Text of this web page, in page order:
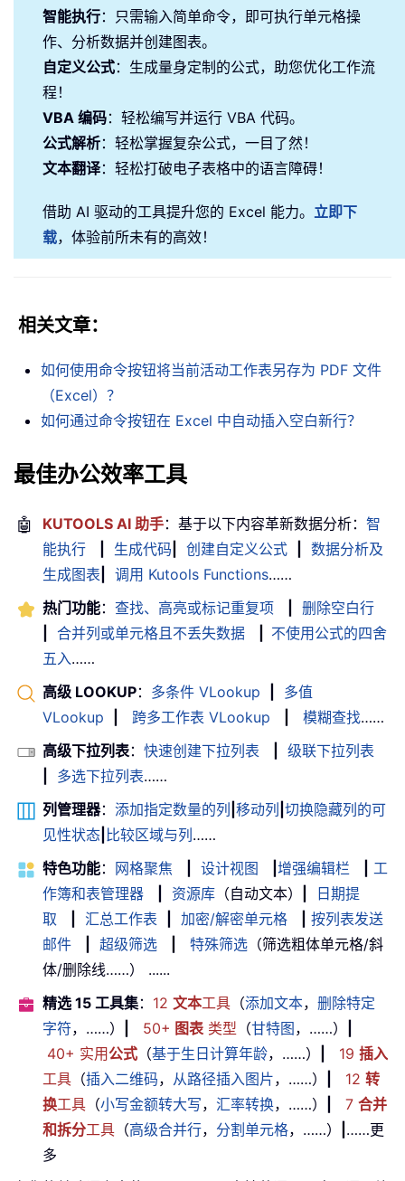
智能执行：只需输入简单命令，即可执行单元格操
作、分析数据并创建图表。
自定义公式：生成量身定制的公式，助您优化工作流
程！
VBA 编码：轻松编写并运行 VBA 代码。
公式解析：轻松掌握复杂公式，一目了然！
文本翻译：轻松打破电子表格中的语言障碍！
借助 AI 驱动的工具提升您的 Excel 能力。 立即下
载，体验前所未有的高效！
相关文章：
如何使用命令按钮将当前活动工作表另存为 PDF 文件
（Excel）？
如何通过命令按钮在 Excel 中自动插入空白新行？
最佳办公效率工具
🤖 KUTOOLS AI 助手：基于以下内容革新数据分析： 智
能执行
生成代码 创建自定义公式
数据分析及
生成图表
调用 Kutools Functions……
热门功能： 查找、高亮或标记重复项
删除空白行
合并列或单元格且不丢失数据
不使用公式的四舍
五入……
高级 LOOKUP： 多条件 VLookup
多值
VLookup
跨多工作表 VLookup 模糊查找……
高级下拉列表： 快速创建下拉列表
级联下拉列表
多选下拉列表……
列管理器： 添加指定数量的列 移动列 切换隐藏列的可
见性状态 比较区域与列 ……
特色功能： 网格聚焦 设计视图 增强编辑栏
工
作簿和表管理器
资源库 （自动文本）
日期提
取
汇总工作表 加密/解密单元格
按列表发送
邮件
超级筛选 特殊筛选 （筛选粗体单元格/斜
体/删除线……） ......
精选 15 工具集： 12 文本工具 （添加文本， 删除特定
字符，……） 50+ 图表类型 （甘特图 ，……）
40+ 实用公式 （基于生日计算年龄，……） 19 插入
工具 （插入二维码， 从路径插入图片，……） 12 转
换工具 （小写金额转大写， 汇率转换，……） 7 合并
和拆分工具 （高级合并行， 分割单元格，……）
……更
多